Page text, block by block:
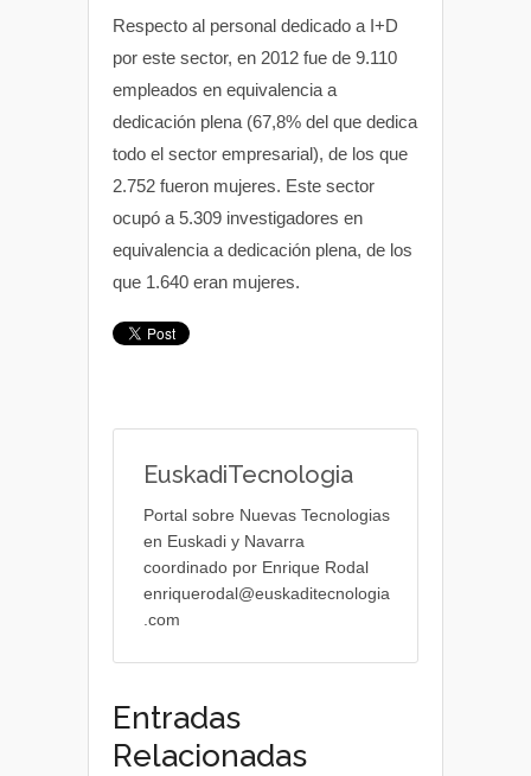
Respecto al personal dedicado a I+D
por este sector, en 2012 fue de 9.110
empleados en equivalencia a
dedicación plena (67,8% del que dedica
todo el sector empresarial), de los que
2.752 fueron mujeres. Este sector
ocupó a 5.309 investigadores en
equivalencia a dedicación plena, de los
que 1.640 eran mujeres.
EuskadiTecnologia
Portal sobre Nuevas Tecnologias
en Euskadi y Navarra
coordinado por Enrique Rodal
enriquerodal@euskaditecnologia
.com
Entradas
Relacionadas